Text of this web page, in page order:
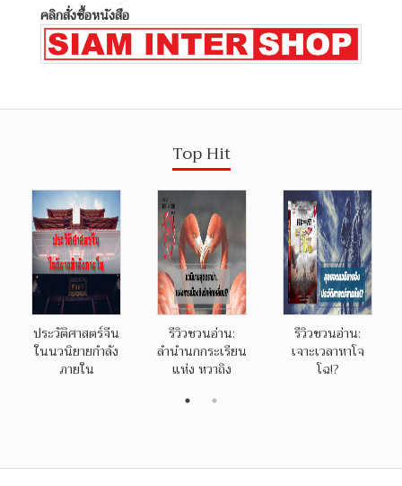
คลิกสั่งซื้อหนังสือ
Top Hit
ประวัติศาสตร์จีน
ในนวนิยายกำลัง
ภายใน
รีวิวชวนอ่าน:
ลำนำนกกระเรียน
แห่ง หวาถิง
รีวิวชวนอ่าน:
เจาะเวลาหาโจ
โฉ!?